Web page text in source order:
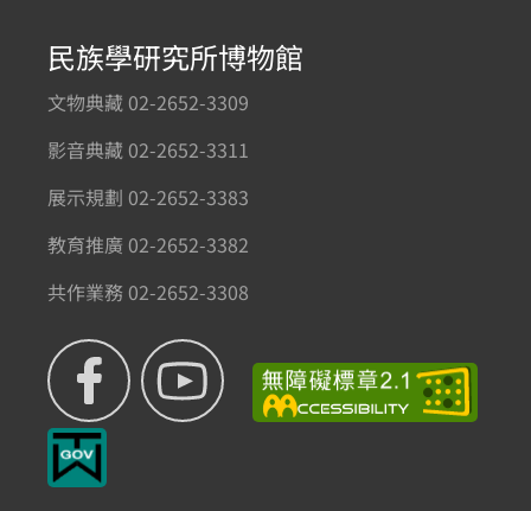
民族學研究所博物館
文物典藏 02-2652-3309
影音典藏 02-2652-3311
展示規劃 02-2652-3383
教育推廣 02-2652-3382
共作業務 02-2652-3308